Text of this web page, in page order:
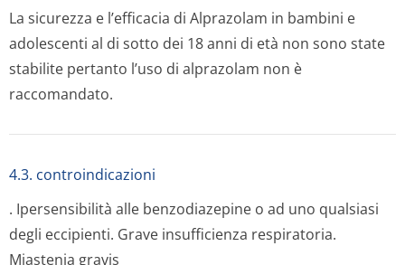
La sicurezza e l’efficacia di Alprazolam in bambini e
adolescenti al di sotto dei 18 anni di età non sono state
stabilite pertanto l’uso di alprazolam non è
raccomandato.
4.3. controindicazioni
. Ipersensibilità alle benzodiazepine o ad uno qualsiasi
degli eccipienti. Grave insufficienza respiratoria.
Miastenia gravis